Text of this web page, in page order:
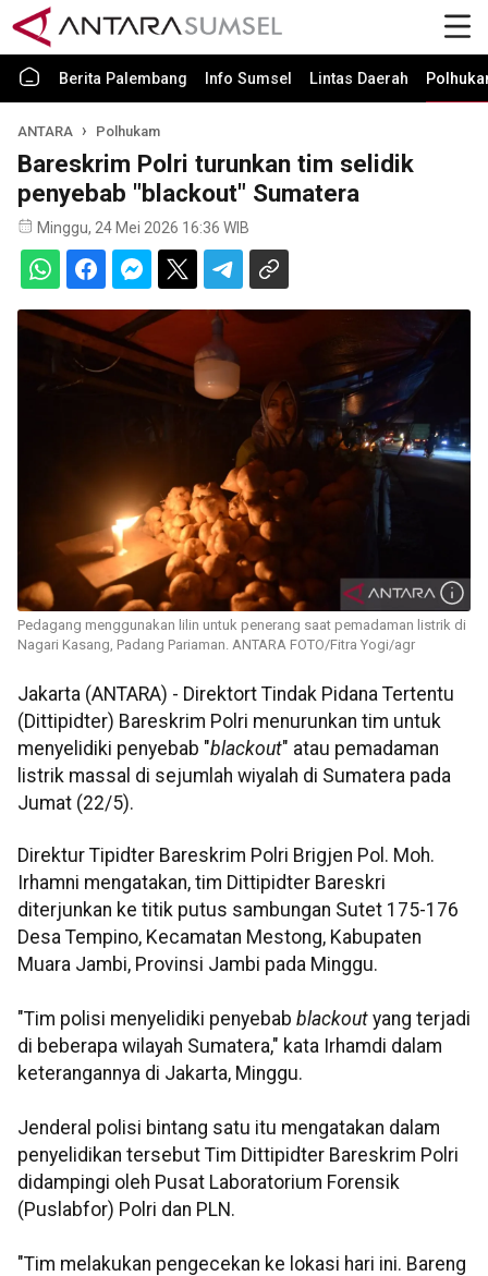
Berita Palembang Info Sumsel Lintas Daerah
ANTARA Polhukam
Bareskrim Polri turunkan tim selidik
penyebab "blackout" Sumatera
Minggu, 24 Mei 2026 16:36 WIB
Pedagang menggunakan lilin untuk penerang saat pemadaman listrik di
Nagari Kasang, Padang Pariaman. ANTARA FOTO/Fitra Yogi/agr
Jakarta (ANTARA) - Direktort Tindak Pidana Tertentu
(Dittipidter) Bareskrim Polri menurunkan tim untuk
menyelidiki penyebab "blackout" atau pemadaman
listrik massal di sejumlah wiyalah di Sumatera pada
Jumat (22/5).
Direktur Tipidter Bareskrim Polri Brigjen Pol. Moh.
Irhamni mengatakan, tim Dittipidter Bareskri
diterjunkan ke titik putus sambungan Sutet 175-176
Desa Tempino, Kecamatan Mestong, Kabupaten
Muara Jambi, Provinsi Jambi pada Minggu.
"Tim polisi menyelidiki penyebab blackout yang terjadi
di beberapa wilayah Sumatera," kata Irhamdi dalam
keterangannya di Jakarta, Minggu.
Jenderal polisi bintang satu itu mengatakan dalam
penyelidikan tersebut Tim Dittipidter Bareskrim Polri
didampingi oleh Pusat Laboratorium Forensik
(Puslabfor) Polri dan PLN.
"Tim melakukan pengecekan ke lokasi hari ini. Bareng